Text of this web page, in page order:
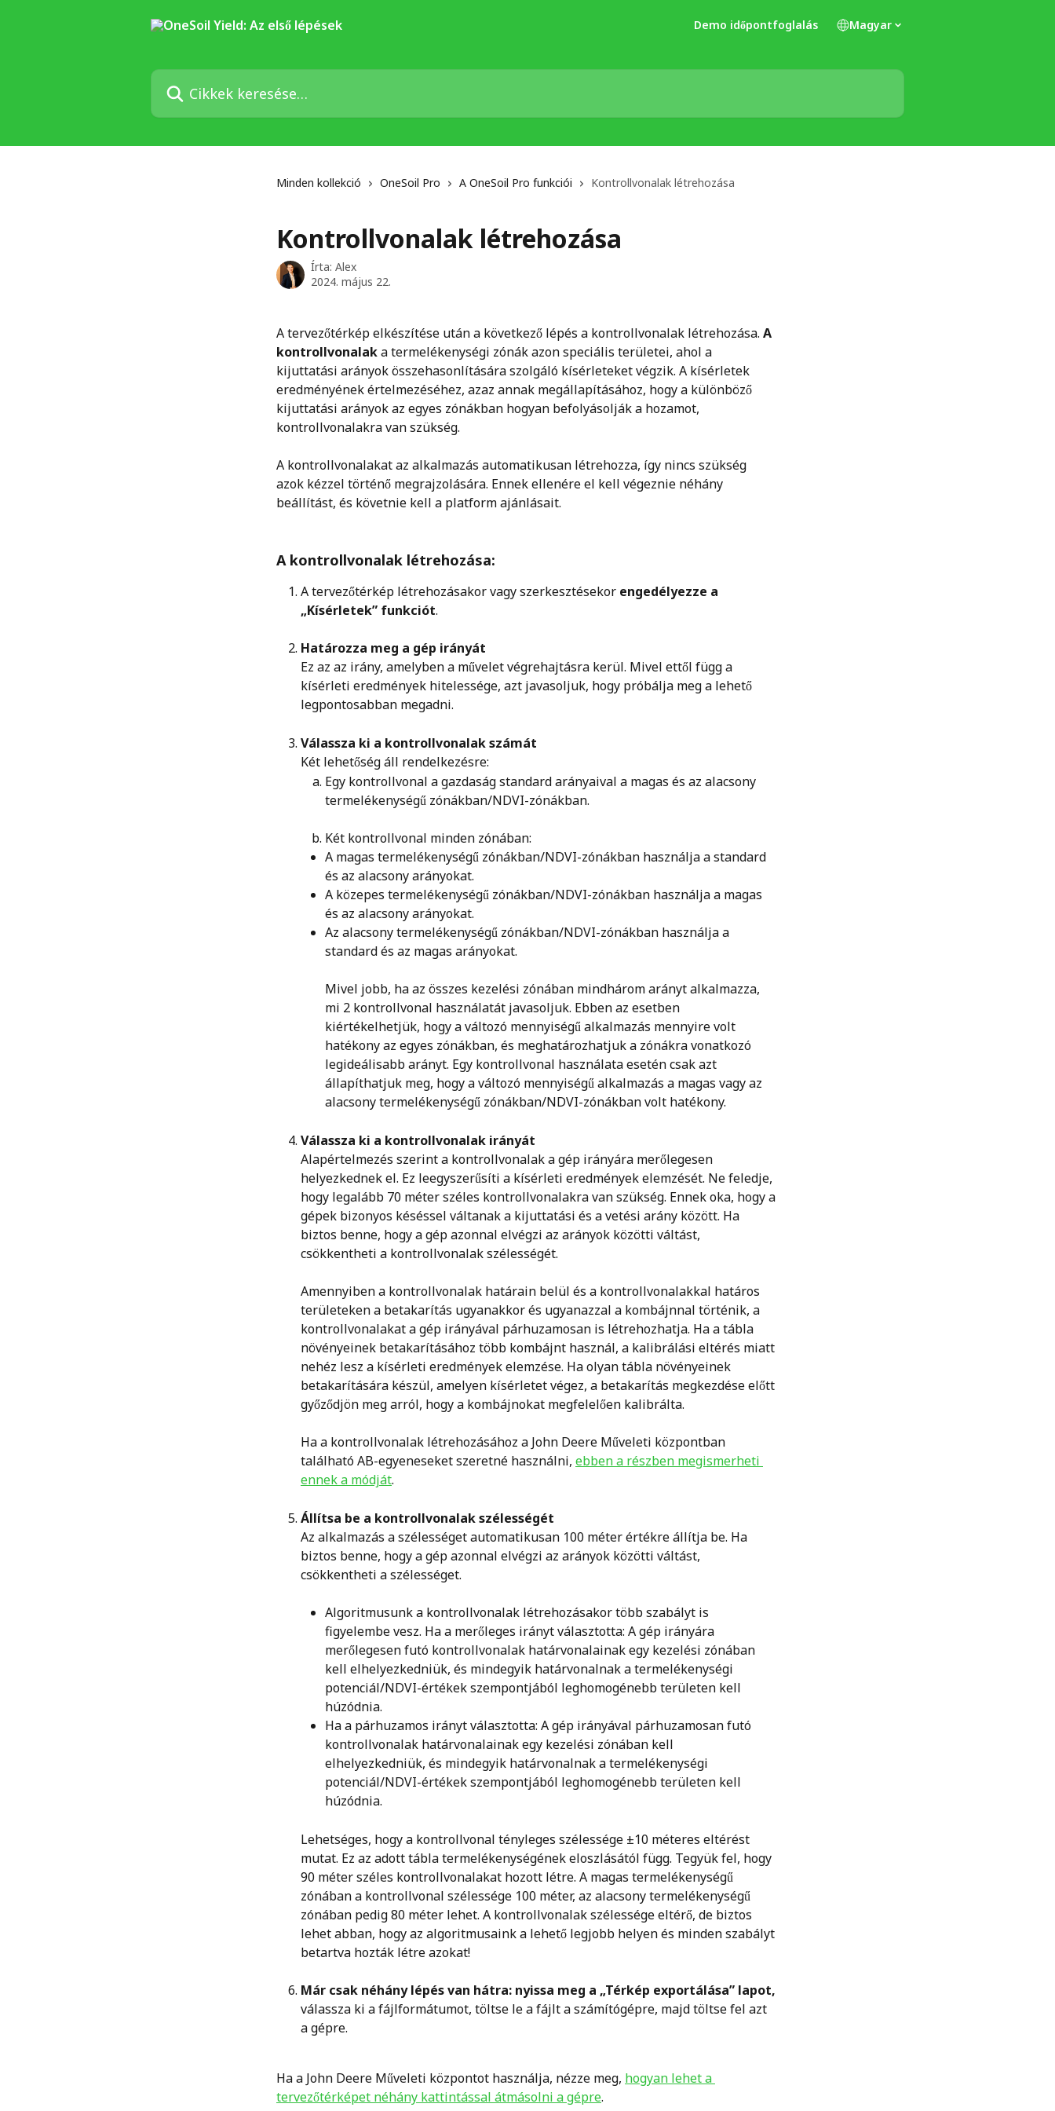
Demo időpontfoglalás Magyar
Cikkek keresése…
Minden kollekció OneSoil Pro A OneSoil Pro funkciói Kontrollvonalak létrehozása
Kontrollvonalak létrehozása
Írta: Alex
2024. május 22.
A tervezőtérkép elkészítése után a következő lépés a kontrollvonalak létrehozása. A
kontrollvonalak a termelékenységi zónák azon speciális területei, ahol a
kijuttatási arányok összehasonlítására szolgáló kísérleteket végzik. A kísérletek
eredményének értelmezéséhez, azaz annak megállapításához, hogy a különböző
kijuttatási arányok az egyes zónákban hogyan befolyásolják a hozamot,
kontrollvonalakra van szükség.
A kontrollvonalakat az alkalmazás automatikusan létrehozza, így nincs szükség
azok kézzel történő megrajzolására. Ennek ellenére el kell végeznie néhány
beállítást, és követnie kell a platform ajánlásait.
A kontrollvonalak létrehozása:
A tervezőtérkép létrehozásakor vagy szerkesztésekor engedélyezze a
„Kísérletek” funkciót.
Határozza meg a gép irányát
Ez az az irány, amelyben a művelet végrehajtásra kerül. Mivel ettől függ a
kísérleti eredmények hitelessége, azt javasoljuk, hogy próbálja meg a lehető
legpontosabban megadni.
Válassza ki a kontrollvonalak számát
Két lehetőség áll rendelkezésre:
Egy kontrollvonal a gazdaság standard arányaival a magas és az alacsony
termelékenységű zónákban/NDVI-zónákban.
Két kontrollvonal minden zónában:
A magas termelékenységű zónákban/NDVI-zónákban használja a standard
és az alacsony arányokat.
A közepes termelékenységű zónákban/NDVI-zónákban használja a magas
és az alacsony arányokat.
Az alacsony termelékenységű zónákban/NDVI-zónákban használja a
standard és az magas arányokat.
Mivel jobb, ha az összes kezelési zónában mindhárom arányt alkalmazza,
mi 2 kontrollvonal használatát javasoljuk. Ebben az esetben
kiértékelhetjük, hogy a változó mennyiségű alkalmazás mennyire volt
hatékony az egyes zónákban, és meghatározhatjuk a zónákra vonatkozó
legideálisabb arányt. Egy kontrollvonal használata esetén csak azt
állapíthatjuk meg, hogy a változó mennyiségű alkalmazás a magas vagy az
alacsony termelékenységű zónákban/NDVI-zónákban volt hatékony.
Válassza ki a kontrollvonalak irányát
Alapértelmezés szerint a kontrollvonalak a gép irányára merőlegesen
helyezkednek el. Ez leegyszerűsíti a kísérleti eredmények elemzését. Ne feledje,
hogy legalább 70 méter széles kontrollvonalakra van szükség. Ennek oka, hogy a
gépek bizonyos késéssel váltanak a kijuttatási és a vetési arány között. Ha
biztos benne, hogy a gép azonnal elvégzi az arányok közötti váltást,
csökkentheti a kontrollvonalak szélességét.
Amennyiben a kontrollvonalak határain belül és a kontrollvonalakkal határos
területeken a betakarítás ugyanakkor és ugyanazzal a kombájnnal történik, a
kontrollvonalakat a gép irányával párhuzamosan is létrehozhatja. Ha a tábla
növényeinek betakarításához több kombájnt használ, a kalibrálási eltérés miatt
nehéz lesz a kísérleti eredmények elemzése. Ha olyan tábla növényeinek
betakarítására készül, amelyen kísérletet végez, a betakarítás megkezdése előtt
győződjön meg arról, hogy a kombájnokat megfelelően kalibrálta.
Ha a kontrollvonalak létrehozásához a John Deere Műveleti központban
található AB-egyeneseket szeretné használni, ebben a részben megismerheti
ennek a módját.
Állítsa be a kontrollvonalak szélességét
Az alkalmazás a szélességet automatikusan 100 méter értékre állítja be. Ha
biztos benne, hogy a gép azonnal elvégzi az arányok közötti váltást,
csökkentheti a szélességet.
Algoritmusunk a kontrollvonalak létrehozásakor több szabályt is
figyelembe vesz. Ha a merőleges irányt választotta: A gép irányára
merőlegesen futó kontrollvonalak határvonalainak egy kezelési zónában
kell elhelyezkedniük, és mindegyik határvonalnak a termelékenységi
potenciál/NDVI-értékek szempontjából leghomogénebb területen kell
húzódnia.
Ha a párhuzamos irányt választotta: A gép irányával párhuzamosan futó
kontrollvonalak határvonalainak egy kezelési zónában kell
elhelyezkedniük, és mindegyik határvonalnak a termelékenységi
potenciál/NDVI-értékek szempontjából leghomogénebb területen kell
húzódnia.
Lehetséges, hogy a kontrollvonal tényleges szélessége ±10 méteres eltérést
mutat. Ez az adott tábla termelékenységének eloszlásától függ. Tegyük fel, hogy
90 méter széles kontrollvonalakat hozott létre. A magas termelékenységű
zónában a kontrollvonal szélessége 100 méter, az alacsony termelékenységű
zónában pedig 80 méter lehet. A kontrollvonalak szélessége eltérő, de biztos
lehet abban, hogy az algoritmusaink a lehető legjobb helyen és minden szabályt
betartva hozták létre azokat!
Már csak néhány lépés van hátra: nyissa meg a „Térkép exportálása” lapot,
válassza ki a fájlformátumot, töltse le a fájlt a számítógépre, majd töltse fel azt
a gépre.
Ha a John Deere Műveleti központot használja, nézze meg, hogyan lehet a
tervezőtérképet néhány kattintással átmásolni a gépre.